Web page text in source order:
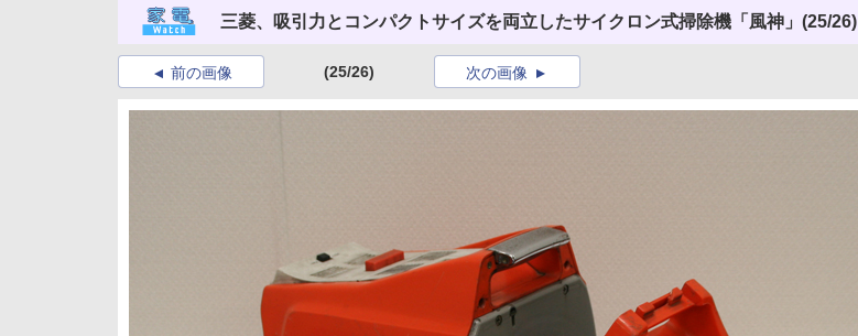
三菱、吸引力とコンパクトサイズを両立したサイクロン式掃除機「風神」 (25/26)
前の画像 (25/26) 次の画像